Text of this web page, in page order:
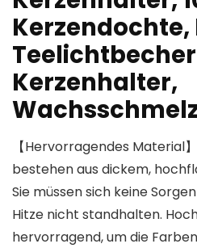
Teelichtbecher
Kerzenhalter,
【Hervorragendes Material
bestehen aus dickem,
Sie müssen sich keine
Hitze nicht standhalten.
hervorragend, um die